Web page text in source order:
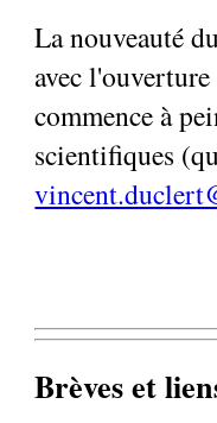
La nouveauté
avec
commence à
scientifiques
Brèves et